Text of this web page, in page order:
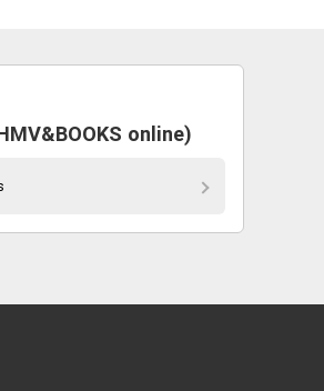
online)